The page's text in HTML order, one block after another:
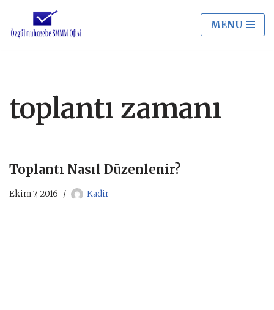
İçeriğe
MENU
toplantı zamanı
Toplantı Nasıl Düzenlenir?
Ekim 7, 2016 Kadir